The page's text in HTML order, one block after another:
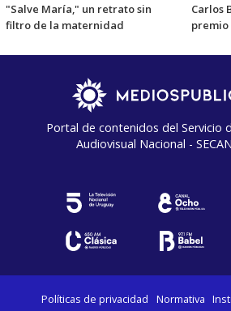
"Salve María," un retrato sin
filtro de la maternidad
Carlos
Portal de contenidos del Servicio
Audiovisual Nacional -
Políticas de privacidad Normativa